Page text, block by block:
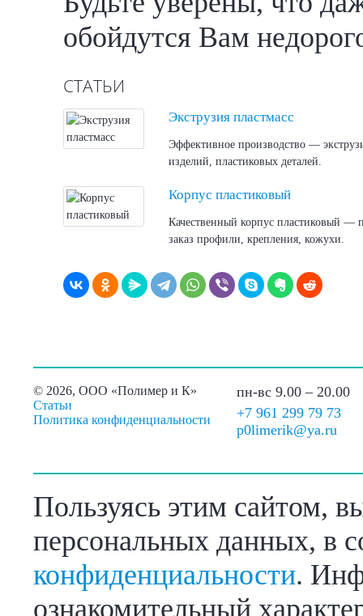
обойдутся Вам
СТАТЬИ
Экструзия пластмасс
Эффективное производство —
изделий, пластиковых деталей.
Корпус пластиковый
Качественный корпус пластиковый —
заказ профили, крепления, кожухи.
©2026, ООО «Полимер и К»
Статьи
Политика конфиденциальности
пн-вс 9.00 – 20.00
+7 961 299 79 73
p0limerik@ya.ru
Пользуясь этим сайтом,
персональных данных, в
конфиденциальности.
ознакомительный